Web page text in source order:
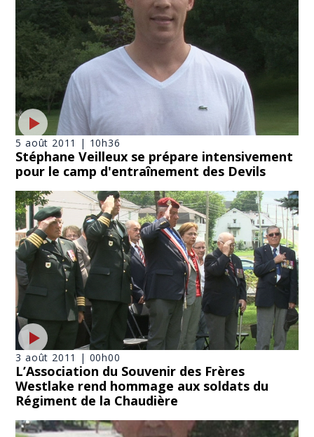
5 août 2011 | 10h36
Stéphane Veilleux se prépare intensivement
pour le camp d'entraînement des Devils
3 août 2011 | 00h00
L’Association du Souvenir des Frères
Westlake rend hommage aux soldats du
Régiment de la Chaudière